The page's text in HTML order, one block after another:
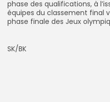
phase des qualifications, à
équipes du classement final
phase finale des Jeux
SK/BK